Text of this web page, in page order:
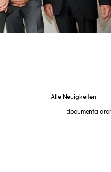
Alle Neuigkeiten
documenta